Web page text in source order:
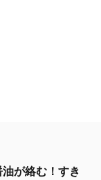
が絡む！すき